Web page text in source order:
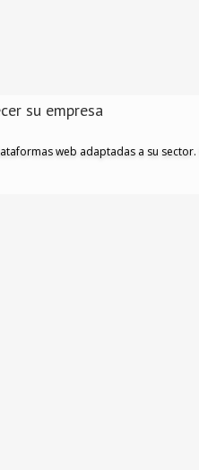
su empresa
web adaptadas a su sector.